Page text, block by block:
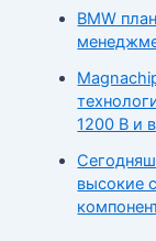
BMW
1200 В и
высокие